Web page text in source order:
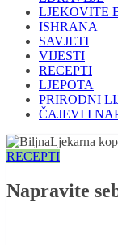
LJEKOVITE
ISHRANA
SAVJETI
VIJESTI
RECEPTI
LJEPOTA
PRIRODNI
ČAJEVI I
RECEPTI
Napravite